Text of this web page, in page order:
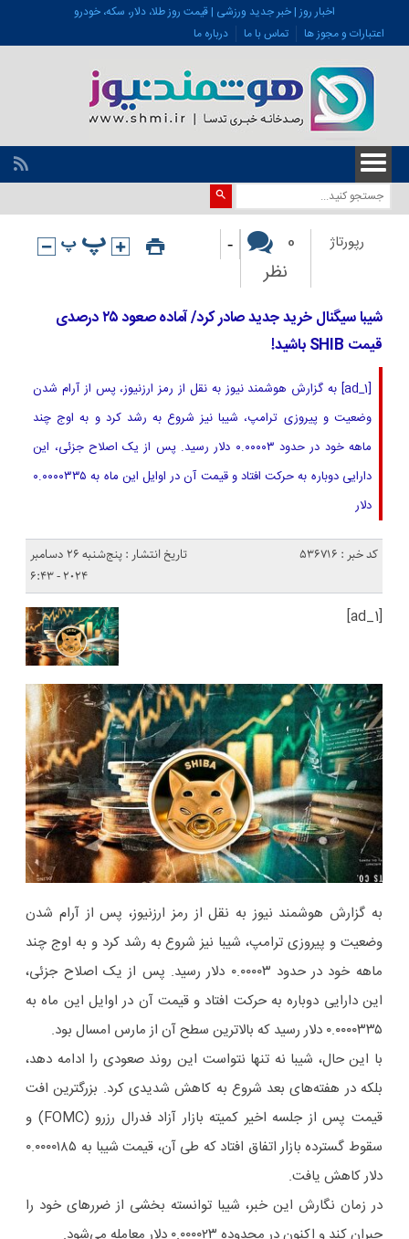
اخبار روز | خبر جدید ورزشی | قیمت روز طلا، دلار، سکه، خودرو
اعتبارات و مجوز ها
تماس با ما درباره ما
رپورتاژ
0
نظر
-
شیبا سیگنال خرید جدید صادر کرد/ آماده صعود ۲۵ درصدی
قیمت SHIB باشید!
[ad_1] به گزارش هوشمند نیوز به نقل از رمز ارزنیوز، پس از آرام شدن
وضعیت و پیروزی ترامپ، شیبا نیز شروع به رشد کرد و به اوج چند
ماهه خود در حدود ۰.۰۰۰۰۳ دلار رسید. پس از یک اصلاح جزئی، این
دارایی دوباره به حرکت افتاد و قیمت آن در اوایل این ماه به ۰.۰۰۰۰۳۳۵
دلار
کد خبر : 536716
تاریخ انتشار : پنج‌شنبه 26 دسامبر
2024 - 6:43
[ad_1]
به گزارش هوشمند نیوز به نقل از رمز ارزنیوز، پس از آرام شدن
وضعیت و پیروزی ترامپ، شیبا نیز شروع به رشد کرد و به اوج چند
ماهه خود در حدود ۰.۰۰۰۰۳ دلار رسید. پس از یک اصلاح جزئی،
این دارایی دوباره به حرکت افتاد و قیمت آن در اوایل این ماه به
۰.۰۰۰۰۳۳۵ دلار رسید که بالاترین سطح آن از مارس امسال بود.
با این حال، شیبا نه تنها نتواست این روند صعودی را ادامه دهد،
بلکه در هفته‌های بعد شروع به کاهش شدیدی کرد. بزرگترین افت
قیمت پس از جلسه اخیر کمیته بازار آزاد فدرال رزرو (FOMC) و
سقوط گسترده بازار اتفاق افتاد که طی آن، قیمت شیبا به ۰.۰۰۰۰۱۸۵
دلار کاهش یافت.
در زمان نگارش این خبر، شیبا توانسته بخشی از ضررهای خود را